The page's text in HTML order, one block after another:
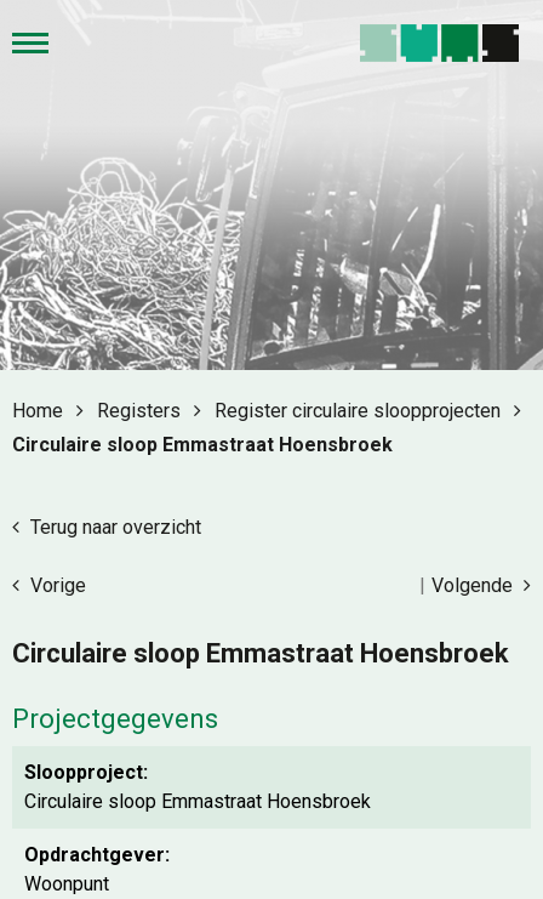
Home Registers
Register circulaire sloopprojecten
Circulaire sloop Emmastraat Hoensbroek
Terug naar overzicht
Volgende
|
Vorige
Circulaire sloop Emmastraat Hoensbroek
Projectgegevens
Sloopproject:
Circulaire sloop Emmastraat Hoensbroek
Opdrachtgever:
Woonpunt